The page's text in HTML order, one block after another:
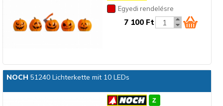
Egyedi rendelésre
7 100 Ft
NOCH 51240 Lichterkette mit 10 LEDs